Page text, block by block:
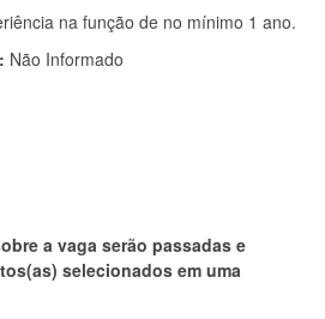
na função de no mínimo 1 ano.
Não Informado
a vaga serão passadas e
selecionados em uma